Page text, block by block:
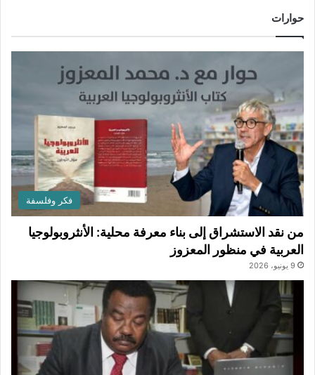
حوارات
فكر وفلسفة
من نقد الاستشراق إلى بناء معرفة محلية: الأنثروبولوجيا
العربية في منظور المعزوز
9 يونيو، 2026